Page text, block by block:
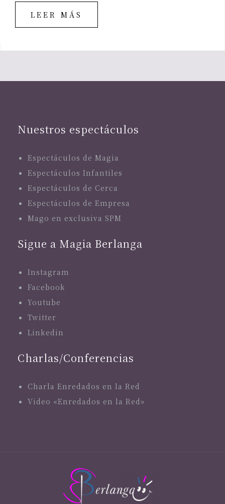
LEER MÁS
Nuestros espectáculos
Espectáculos de Magia
Espectáculos Infantiles
Espectáculos de Cerca
Espectáculos de Empresa
Mago en exclusiva SPM
Sigue a Magia Berlanga
Instagram
Facebook
Youtube
Twitter
Linkedin
Charlas/Conferencias
Charla Enredados en la Red
Video «Enredados en la Red»